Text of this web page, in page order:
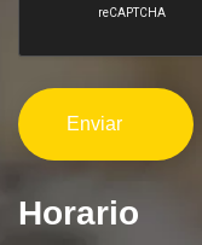
Horario